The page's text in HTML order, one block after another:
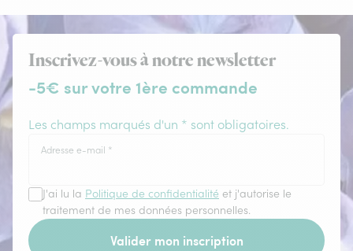
Inscrivez-vous à notre newsletter
-5€ sur votre 1ère commande
Les champs marqués d'un * sont obligatoires.
Adresse e-mail *
J'ai lu la Politique de confidentialité et j'autorise le
traitement de mes données personnelles.
Valider mon inscription